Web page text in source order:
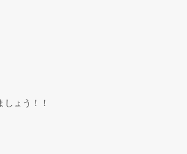
ょう！！